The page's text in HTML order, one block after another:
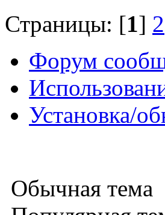
Страницы: [1] 2
Форум
Установка/
Обычная тема